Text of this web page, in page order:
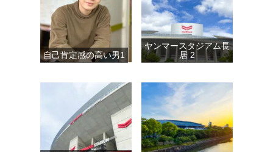
自己肯定感の高い男1
ヤンマースタジアム長
居 2